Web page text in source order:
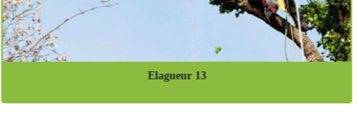
Pose de cloture 13